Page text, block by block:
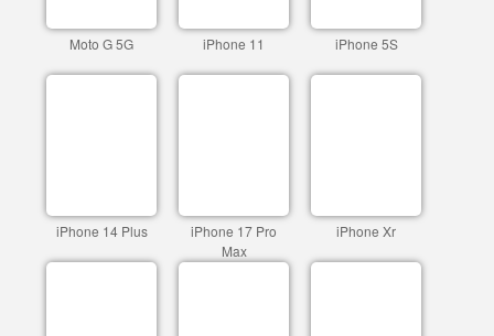
Moto G 5G iPhone 11 iPhone 5S
iPhone 14 Plus
iPhone 17 Pro
Max
iPhone Xr